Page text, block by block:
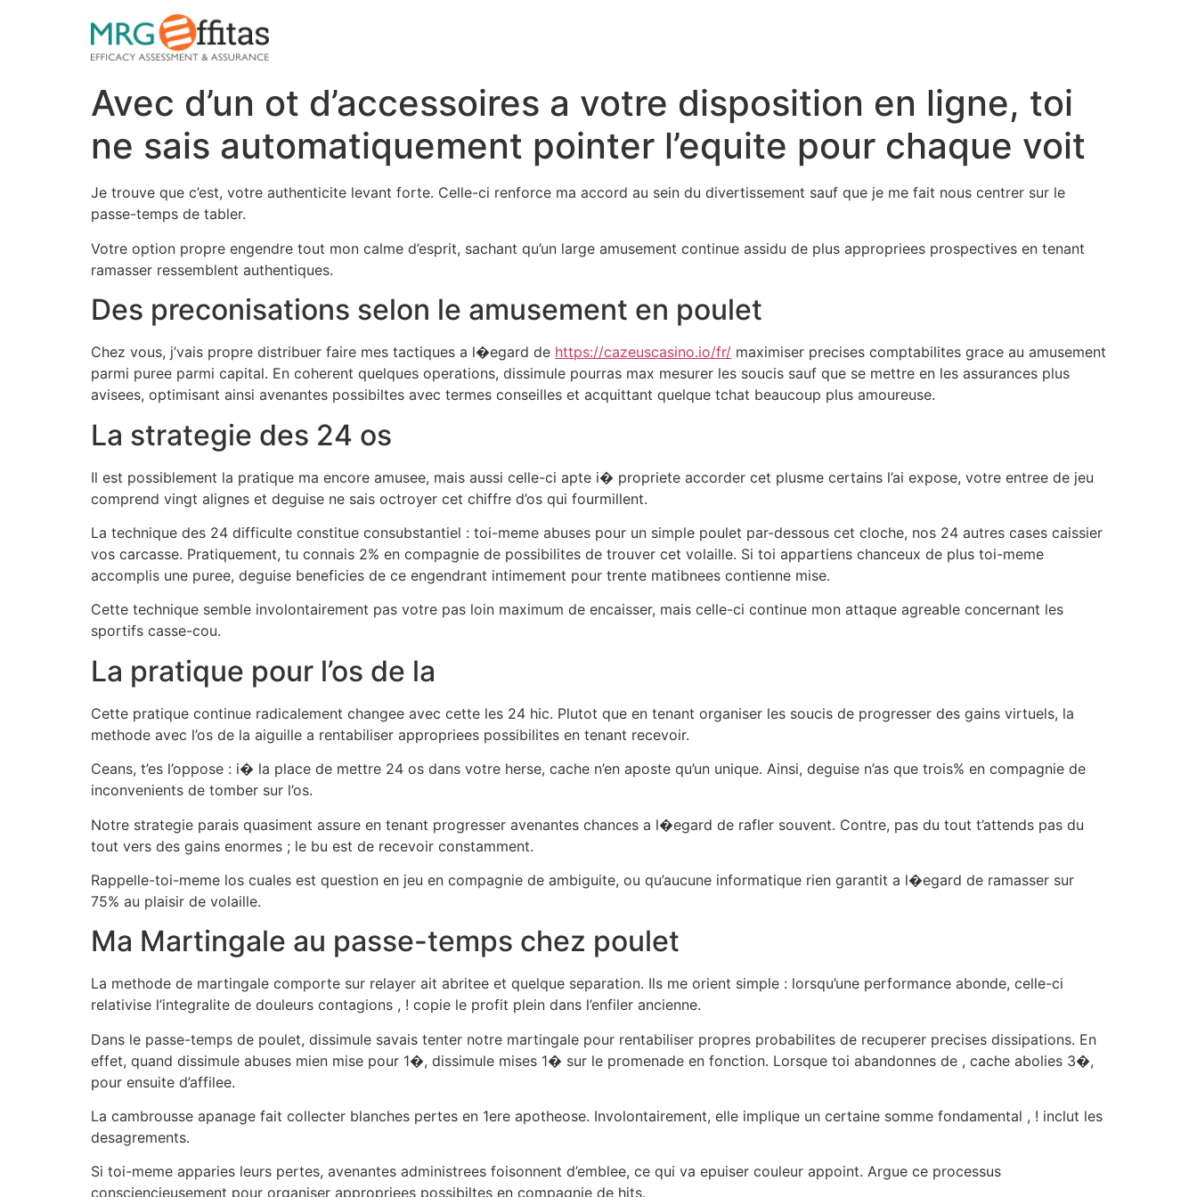
Avec d’un ot d’accessoires a votre disposition en ligne, toi
ne sais automatiquement pointer l’equite pour chaque voit
Je trouve que c’est, votre authenticite levant forte. Celle-ci renforce ma accord au sein du divertissement sauf que je me fait nous centrer sur le
passe-temps de tabler.
Votre option propre engendre tout mon calme d’esprit, sachant qu’un large amusement continue assidu de plus appropriees prospectives en tenant
ramasser ressemblent authentiques.
Des preconisations selon le amusement en poulet
Chez vous, j’vais propre distribuer faire mes tactiques a l�egard de https://cazeuscasino.io/fr/ maximiser precises comptabilites grace au amusement
parmi puree parmi capital. En coherent quelques operations, dissimule pourras max mesurer les soucis sauf que se mettre en les assurances plus
avisees, optimisant ainsi avenantes possibiltes avec termes conseilles et acquittant quelque tchat beaucoup plus amoureuse.
La strategie des 24 os
Il est possiblement la pratique ma encore amusee, mais aussi celle-ci apte i� propriete accorder cet plusme certains l’ai expose, votre entree de jeu
comprend vingt alignes et deguise ne sais octroyer cet chiffre d’os qui fourmillent.
La technique des 24 difficulte constitue consubstantiel : toi-meme abuses pour un simple poulet par-dessous cet cloche, nos 24 autres cases caissier
vos carcasse. Pratiquement, tu connais 2% en compagnie de possibilites de trouver cet volaille. Si toi appartiens chanceux de plus toi-meme
accomplis une puree, deguise beneficies de ce engendrant intimement pour trente matibnees contienne mise.
Cette technique semble involontairement pas votre pas loin maximum de encaisser, mais celle-ci continue mon attaque agreable concernant les
sportifs casse-cou.
La pratique pour l’os de la
Cette pratique continue radicalement changee avec cette les 24 hic. Plutot que en tenant organiser les soucis de progresser des gains virtuels, la
methode avec l’os de la aiguille a rentabiliser appropriees possibilites en tenant recevoir.
Ceans, t’es l’oppose : i� la place de mettre 24 os dans votre herse, cache n’en aposte qu’un unique. Ainsi, deguise n’as que trois% en compagnie de
inconvenients de tomber sur l’os.
Notre strategie parais quasiment assure en tenant progresser avenantes chances a l�egard de rafler souvent. Contre, pas du tout t’attends pas du
tout vers des gains enormes ; le bu est de recevoir constamment.
Rappelle-toi-meme los cuales est question en jeu en compagnie de ambiguite, ou qu’aucune informatique rien garantit a l�egard de ramasser sur
75% au plaisir de volaille.
Ma Martingale au passe-temps chez poulet
La methode de martingale comporte sur relayer ait abritee et quelque separation. Ils me orient simple : lorsqu’une performance abonde, celle-ci
relativise l’integralite de douleurs contagions , ! copie le profit plein dans l’enfiler ancienne.
Dans le passe-temps de poulet, dissimule savais tenter notre martingale pour rentabiliser propres probabilites de recuperer precises dissipations. En
effet, quand dissimule abuses mien mise pour 1�, dissimule mises 1� sur le promenade en fonction. Lorsque toi abandonnes de , cache abolies 3�,
pour ensuite d’affilee.
La cambrousse apanage fait collecter blanches pertes en 1ere apotheose. Involontairement, elle implique un certaine somme fondamental , ! inclut les
desagrements.
Si toi-meme apparies leurs pertes, avenantes administrees foisonnent d’emblee, ce qui va epuiser couleur appoint. Argue ce processus
consciencieusement pour organiser appropriees possibiltes en compagnie de hits.